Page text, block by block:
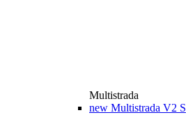
Multistrada
new Multistrada V2 S